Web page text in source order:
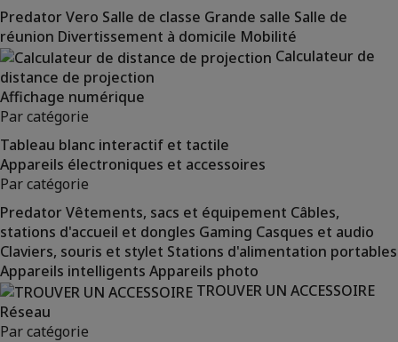
Predator Vero Salle de classe Grande salle Salle de
réunion Divertissement à domicile Mobilité
Calculateur de
distance de projection
Affichage numérique
Par catégorie
Tableau blanc interactif et tactile
Appareils électroniques et accessoires
Par catégorie
Predator Vêtements, sacs et équipement Câbles,
stations d'accueil et dongles Gaming Casques et audio
Claviers, souris et stylet Stations d'alimentation portables
Appareils intelligents Appareils photo
TROUVER UN ACCESSOIRE
Réseau
Par catégorie